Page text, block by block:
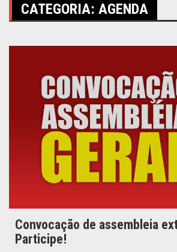
CATEGORIA: AGENDA
Convocação de assembleia
Participe!